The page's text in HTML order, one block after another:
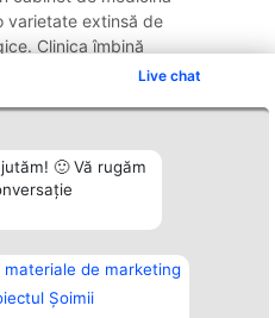
Live chat
🙂 Vă rugăm
de marketing
Șoimii
varietate extinsă de
Clinica îmbină
de